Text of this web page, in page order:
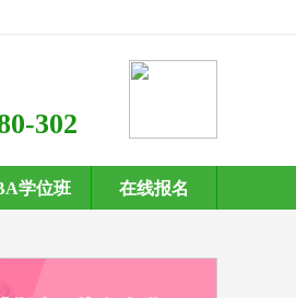
302
学位班 在线报名